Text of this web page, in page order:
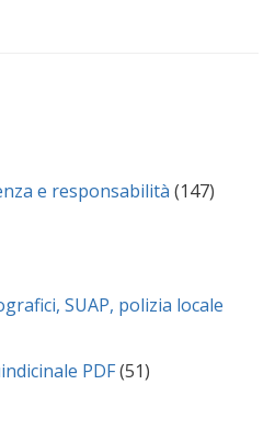
e responsabilità (147)
SUAP, polizia locale
PDF(51)